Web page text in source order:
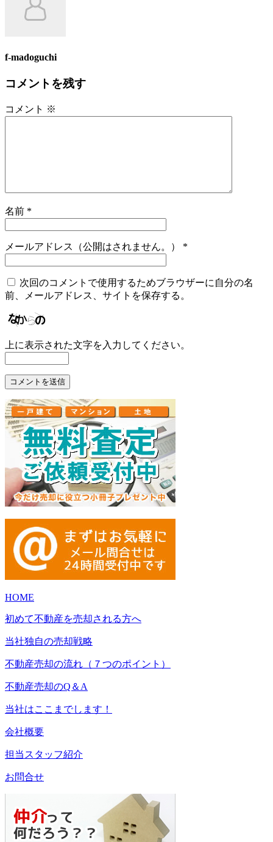
f-madoguchi
コメントを残す
コメント ※
名前 *
メールアドレス（公開はされません。） *
次回のコメントで使用するためブラウザーに自分の名
前、メールアドレス、サイトを保存する。
上に表示された文字を入力してください。
HOME
初めて不動産を売却される方へ
当社独自の売却戦略
不動産売却の流れ（７つのポイント）
不動産売却のQ＆A
当社はここまでします！
会社概要
担当スタッフ紹介
お問合せ